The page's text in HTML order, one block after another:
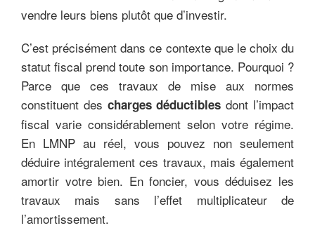
vendre leurs biens plutôt que d’investir.
C’est précisément dans ce contexte que le choix du
statut fiscal prend toute son importance. Pourquoi ?
Parce que ces travaux de mise aux normes
constituent des charges déductibles dont l’impact
fiscal varie considérablement selon votre régime.
En LMNP au réel, vous pouvez non seulement
déduire intégralement ces travaux, mais également
amortir votre bien. En foncier, vous déduisez les
travaux mais sans l’effet multiplicateur de
l’amortissement.